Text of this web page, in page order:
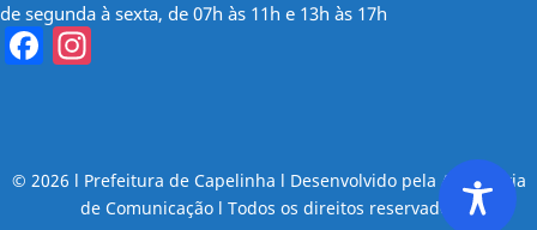
de segunda à sexta, de 07h às 11h e 13h às 17h
Facebook
© 2026 l Prefeitura de Capelinha l Desenvolvido pela Assessoria
de Comunicação l Todos os direitos reservados